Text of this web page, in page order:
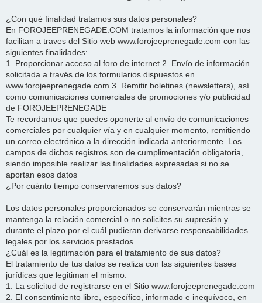
¿Con qué finalidad tratamos sus datos personales?
En FOROJEEPRENEGADE.COM tratamos la información que nos
facilitan a traves del Sitio web www.forojeeprenegade.com con las
siguientes finalidades:
1. Proporcionar acceso al foro de internet 2. Envío de información
solicitada a través de los formularios dispuestos en
www.forojeeprenegade.com 3. Remitir boletines (newsletters), así
como comunicaciones comerciales de promociones y/o publicidad
de FOROJEEPRENEGADE
Te recordamos que puedes oponerte al envío de comunicaciones
comerciales por cualquier vía y en cualquier momento, remitiendo
un correo electrónico a la dirección indicada anteriormente. Los
campos de dichos registros son de cumplimentación obligatoria,
siendo imposible realizar las finalidades expresadas si no se
aportan esos datos
¿Por cuánto tiempo conservaremos sus datos?
Los datos personales proporcionados se conservarán mientras se
mantenga la relación comercial o no solicites su supresión y
durante el plazo por el cuál pudieran derivarse responsabilidades
legales por los servicios prestados.
¿Cuál es la legitimación para el tratamiento de sus datos?
El tratamiento de tus datos se realiza con las siguientes bases
jurídicas que legitiman el mismo:
1. La solicitud de registrarse en el Sitio www.forojeeprenegade.com
2. El consentimiento libre, específico, informado e inequívoco, en